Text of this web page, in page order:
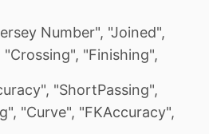
Number", "Joined",
"Finishing",
"ShortPassing",
"Curve", "FKAccuracy",